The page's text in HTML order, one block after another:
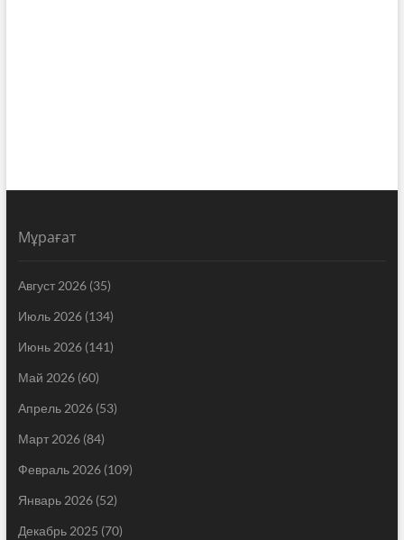
Мұрағат
Август 2026(35)
Июль 2026(134)
Июнь 2026(141)
Май 2026(60)
Апрель 2026(53)
Март 2026(84)
Февраль 2026(109)
Январь 2026(52)
Декабрь 2025 (70)